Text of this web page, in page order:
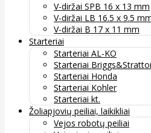
V-diržai SPB 16 x 13 mm
V-diržai LB 16.5 x 9.5
V-diržai B 17 x 11 mm
Starteriai
Starteriai AL-KO
Starteriai
Starteriai Honda
Starteriai Kohler
Starteriai kt.
Žoliapjovių peiliai, laikikliai
Vejos robotų peiliai